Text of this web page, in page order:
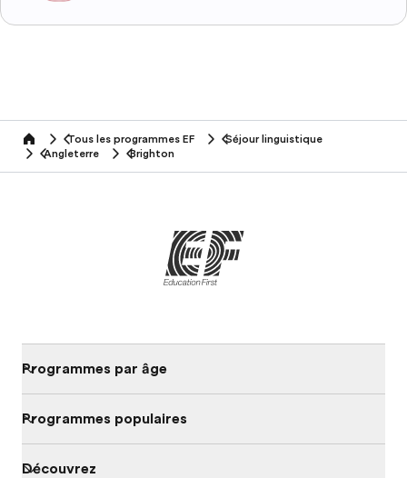
home Tous les programmes EF
Séjour linguistique
Angleterre
Brighton
Programmes par âge
Programmes populaires
Découvrez